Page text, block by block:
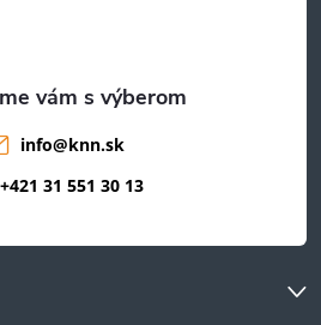
info@knn.sk
+421 31 551 30 13